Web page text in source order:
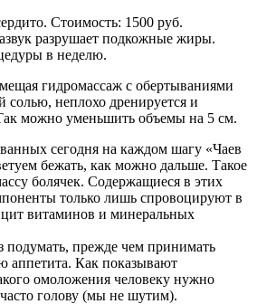
Стоимость: 1500 руб.
разрушает подкожные жиры.
в неделю.
гидромассаж с обертываниями
солью, неплохо дренируется и
можно уменьшить объемы на 5 см.
сегодня на каждом шагу «Чаев
бежать, как можно дальше. Такое
болячек. Содержащиеся в этих
только лишь спровоцируют в
витаминов и минеральных
подумать, прежде чем принимать
аппетита. Как показывают
омоложения человеку нужно
голову (мы не шутим).